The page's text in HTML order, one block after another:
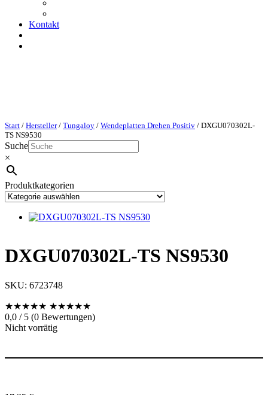
Kontakt
Start / Hersteller/ Tungaloy / Wendeplatten Drehen Positiv / DXGU070302L-
TS NS9530
Suche
×
Produktkategorien
DXGU070302L-TS NS9530
SKU: 6723748
★★★★★ ★★★★★
0,0 / 5 (0 Bewertungen)
Nicht vorrätig